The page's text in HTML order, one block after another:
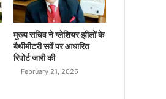
मुख्य सचिव ने ग्लेशियर झीलों के
बैथीमीटरी सर्वे पर आधारित
रिपोर्ट जारी की
February 21, 2025